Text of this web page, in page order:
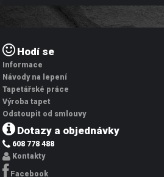
Hodí se
Informace
Návody na lepení
Tapetářské práce
Výroba tapet
Odstoupit od smlouvy
Dotazy a objednávky
608 778 488
Kontakty
Facebook